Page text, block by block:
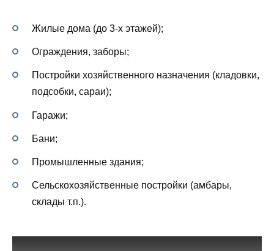
Жилые дома (до 3-х этажей);
Ограждения, заборы;
Постройки хозяйственного назначения (кладовки,
подсобки, сараи);
Гаражи;
Бани;
Промышленные здания;
Сельскохозяйственные постройки (амбары,
склады т.п.).